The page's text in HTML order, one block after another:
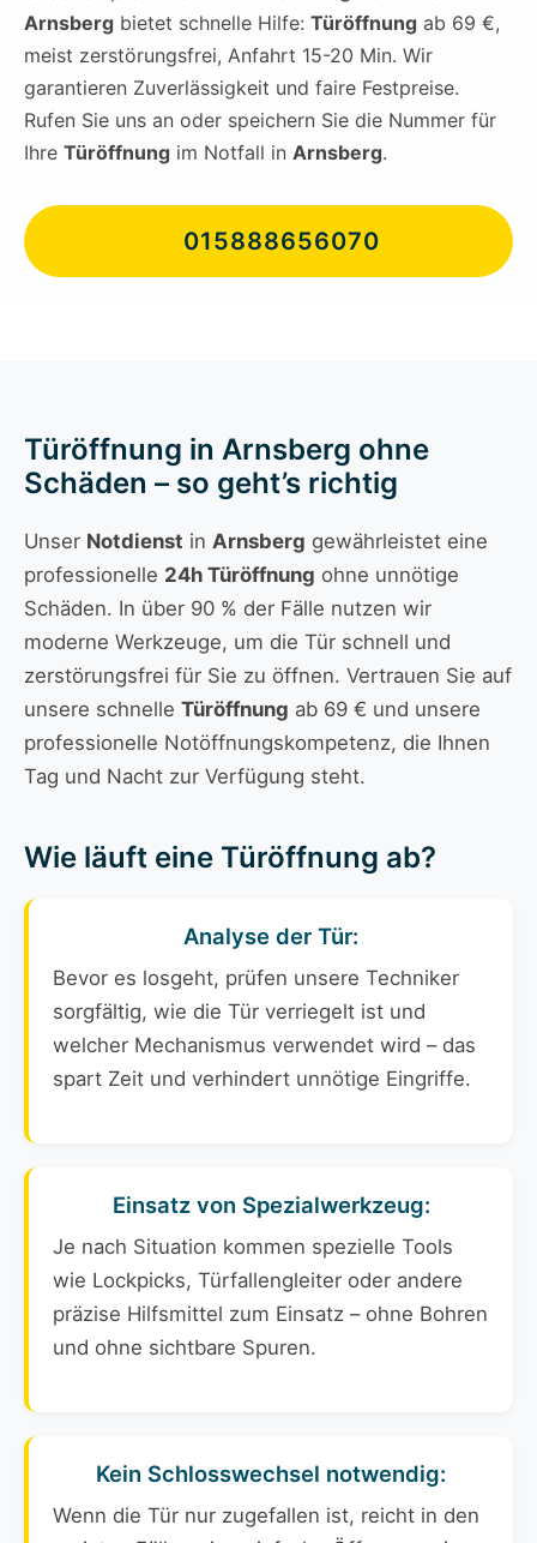
Arnsberg bietet schnelle Hilfe: Türöffnung ab 69 €,
meist zerstörungsfrei, Anfahrt 15-20 Min. Wir
garantieren Zuverlässigkeit und faire Festpreise.
Rufen Sie uns an oder speichern Sie die Nummer für
Ihre Türöffnung im Notfall in Arnsberg.
015888656070
Türöffnung in Arnsberg ohne
Schäden – so geht’s richtig
Unser Notdienst in Arnsberg gewährleistet eine
professionelle 24h Türöffnung ohne unnötige
Schäden. In über 90 % der Fälle nutzen wir
moderne Werkzeuge, um die Tür schnell und
zerstörungsfrei für Sie zu öffnen. Vertrauen Sie auf
unsere schnelle Türöffnung ab 69 € und unsere
professionelle Notöffnungskompetenz, die Ihnen
Tag und Nacht zur Verfügung steht.
Wie läuft eine Türöffnung ab?
Analyse der Tür:
Bevor es losgeht, prüfen unsere Techniker
sorgfältig, wie die Tür verriegelt ist und
welcher Mechanismus verwendet wird – das
spart Zeit und verhindert unnötige Eingriffe.
Einsatz von Spezialwerkzeug:
Je nach Situation kommen spezielle Tools
wie Lockpicks, Türfallengleiter oder andere
präzise Hilfsmittel zum Einsatz – ohne Bohren
und ohne sichtbare Spuren.
Kein Schlosswechsel notwendig:
Wenn die Tür nur zugefallen ist, reicht in den